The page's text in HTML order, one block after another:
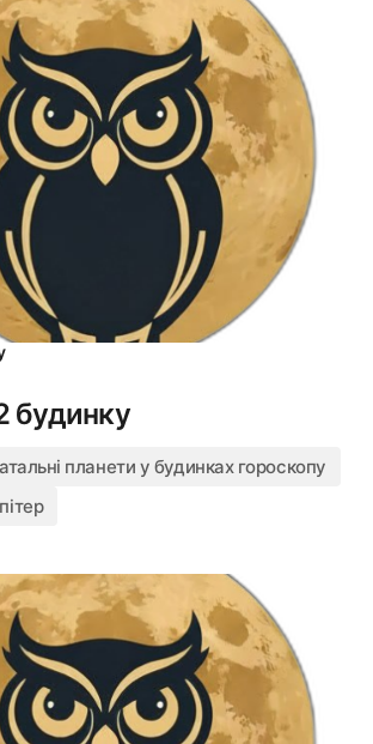
будинку
планети у будинках гороскопу